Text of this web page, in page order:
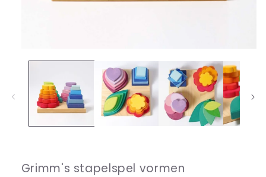
modaal
Grimm's stapelspel vormen